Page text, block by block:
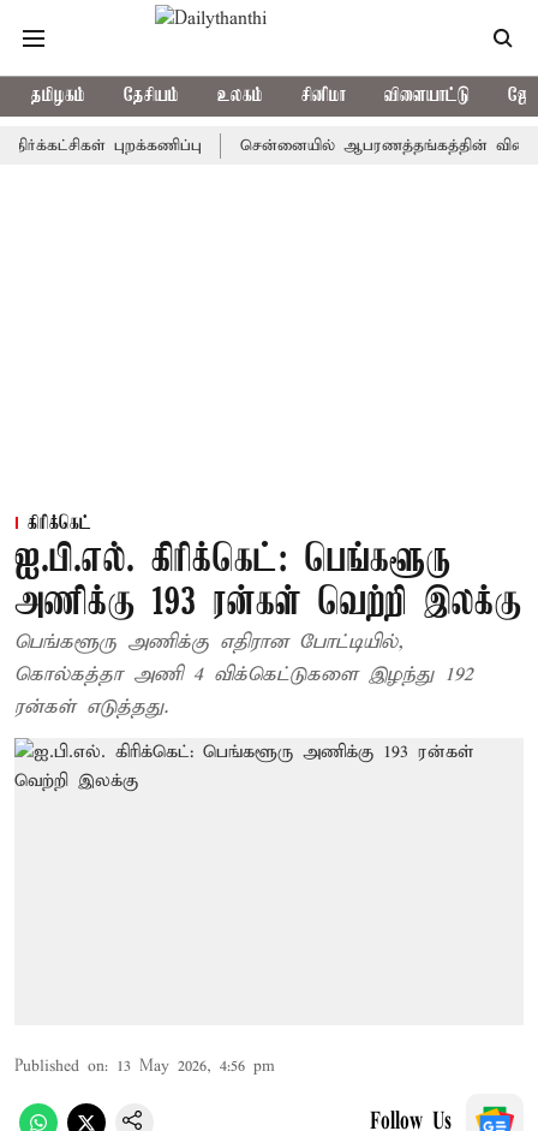
தமிழகம் தேசியம் உலகம் சினிமா விளையாட்டு
புறக்கணிப்பு சென்னையில் ஆபரணத்தங்கத்தின் விலை
கிரிக்கெட்
ஐ.பி.எல். கிரிக்கெட்: பெங்களூரு
அணிக்கு 193 ரன்கள் வெற்றி இலக்கு
பெங்களூரு அணிக்கு எதிரான போட்டியில்,
கொல்கத்தா அணி 4 விக்கெட்டுகளை இழந்து 192
ரன்கள் எடுத்தது.
Published on: 13 May 2026, 4:56 pm
Follow Us